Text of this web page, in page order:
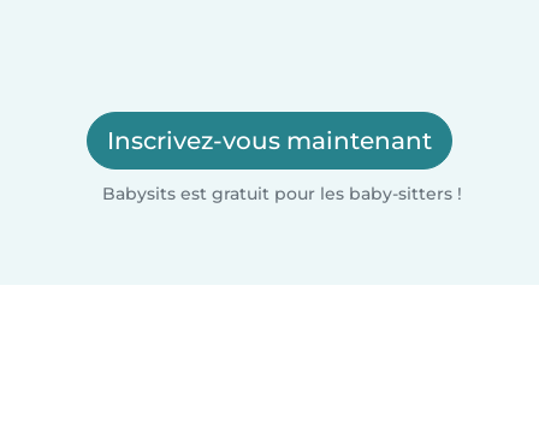
Inscrivez-vous maintenant
Babysits est gratuit pour les baby-sitters !